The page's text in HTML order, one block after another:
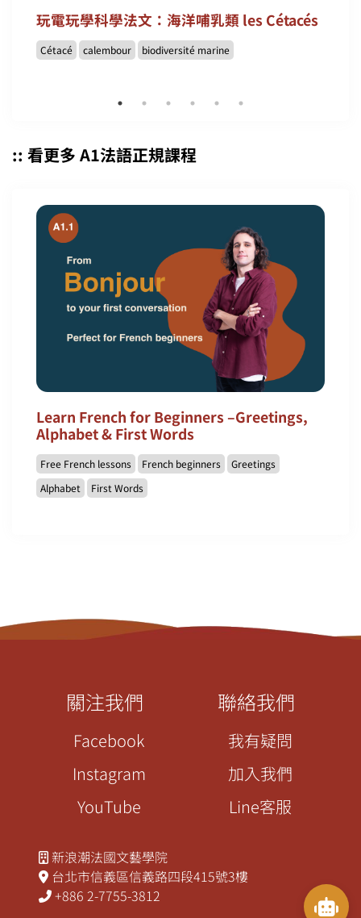
玩電玩學科學法文：海洋哺乳類 les Cétacés
Cétacé calembour biodiversité marine
:: 看更多 A1法語正規課程
Learn French for Beginners –Greetings,
Alphabet & First Words
Free French lessons French beginners
Greetings
Alphabet
First Words
關注我們
Facebook
Instagram
YouTube
聯絡我們
我有疑問
加入我們
Line客服
新浪潮法國文藝學院
台北市信義區信義路四段415號3樓
+886 2-7755-3812